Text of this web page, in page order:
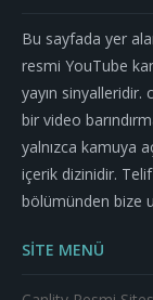
Bu sayfada yer
resmi YouTube
yayın sinyalleridir.
bir video
yalnızca kamuya
içerik dizinidir.
bölümünden bize
SİTE MENÜ